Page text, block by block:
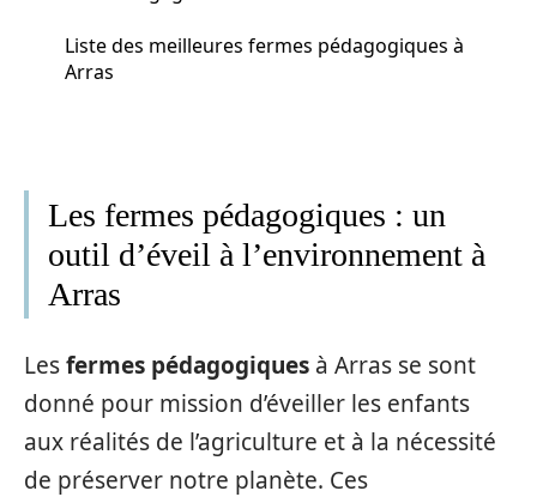
Liste des meilleures fermes pédagogiques à
Arras
Les fermes pédagogiques : un
outil d’éveil à l’environnement à
Arras
Lesfermes pédagogiques à Arras se sont
donné pour mission d’éveiller les enfants
aux réalités de l’agriculture et à la nécessité
de préserver notre planète. Ces